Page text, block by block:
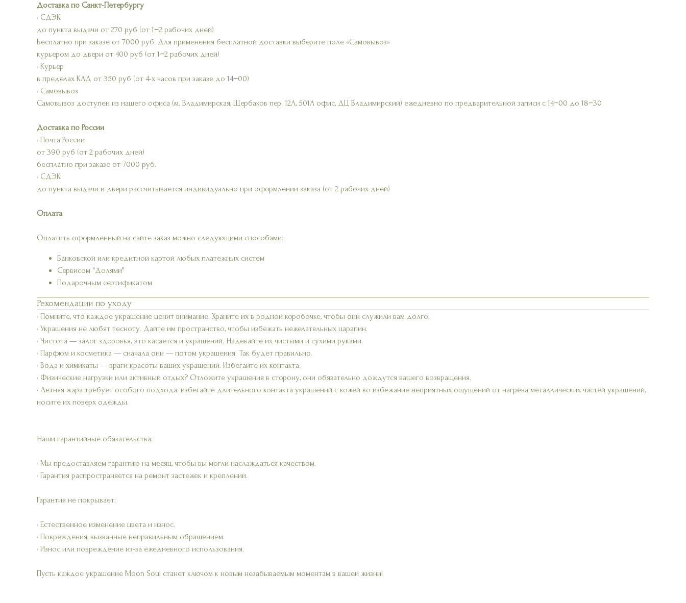
Доставка по Санкт-Петербургу
• СДЭК
до пункта выдачи от 270 руб (от 1−2 рабочих дней)
Бесплатно при заказе от 7000 руб. Для применения бесплатной доставки выберите поле «Самовывоз»
курьером до двери от 400 руб (от 1−2 рабочих дней)
• Курьер
в пределах КАД от 350 руб (от 4-х часов при заказе до 14−00)
• Самовывоз
Самовывоз доступен из нашего офиса (м. Владимирская, Щербаков пер. 12А, 501А офис, ДЦ Владимирский) ежедневно по предварительной записи с 14−00 до 18−30
Доставка по России
• Почта России
от 390 руб (от 2 рабочих дней)
бесплатно при заказе от 7000 руб.
• СДЭК
до пункта выдачи и двери рассчитывается индивидуально при оформлении заказа (от 2 рабочих дней)
Оплата
Оплатить оформленный на сайте заказ можно следующими способами:
Банковской или кредитной картой любых платежных систем
Сервисом "Долями"
Подарочным сертификатом
Рекомендации по уходу
• Помните, что каждое украшение ценит внимание. Храните их в родной коробочке, чтобы они служили вам долго.
• Украшения не любят тесноту. Дайте им пространство, чтобы избежать нежелательных царапин.
• Чистота — залог здоровья, это касается и украшений. Надевайте их чистыми и сухими руками.
• Парфюм и косметика — сначала они — потом украшения. Так будет правильно.
• Вода и химикаты — враги красоты ваших украшений. Избегайте их контакта.
• Физические нагрузки или активный отдых? Отложите украшения в сторону, они обязательно дождутся вашего возвращения.
• Летняя жара требует особого подхода: избегайте длительного контакта украшений с кожей во избежание неприятных ощущений от нагрева металлических частей украшений,
носите их поверх одежды.
Наши гарантийные обязательства:
• Мы предоставляем гарантию на месяц, чтобы вы могли наслаждаться качеством.
• Гарантия распространяется на ремонт застежек и креплений.
Гарантия не покрывает:
• Естественное изменение цвета и износ.
• Повреждения, вызванные неправильным обращением.
• Износ или повреждение из-за ежедневного использования.
Пусть каждое украшение Moon Soul станет ключом к новым незабываемым моментам в вашей жизни!